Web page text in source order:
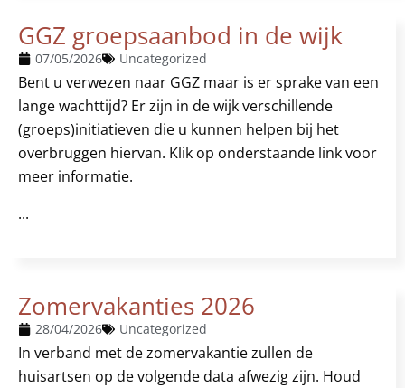
GGZ groepsaanbod in de wijk
07/05/2026 Uncategorized
Bent u verwezen naar GGZ maar is er sprake van een
lange wachttijd? Er zijn in de wijk verschillende
(groeps)initiatieven die u kunnen helpen bij het
overbruggen hiervan. Klik op onderstaande link voor
meer informatie.
...
Zomervakanties 2026
28/04/2026 Uncategorized
In verband met de zomervakantie zullen de
huisartsen op de volgende data afwezig zijn. Houd